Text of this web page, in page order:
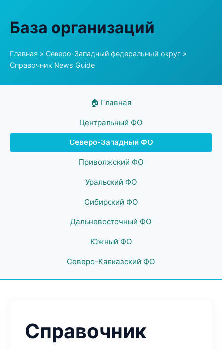
База организаций
Главная » Северо-Западный федеральный округ »
Справочник News Guide
🏠 Главная
Центральный ФО
Северо-Западный ФО
Приволжский ФО
Уральский ФО
Сибирский ФО
Дальневосточный ФО
Южный ФО
Северо-Кавказский ФО
Справочник